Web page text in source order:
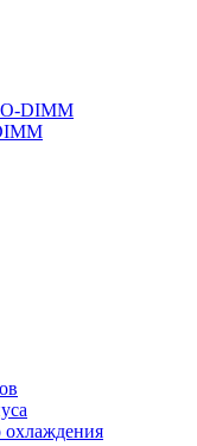
DIMM